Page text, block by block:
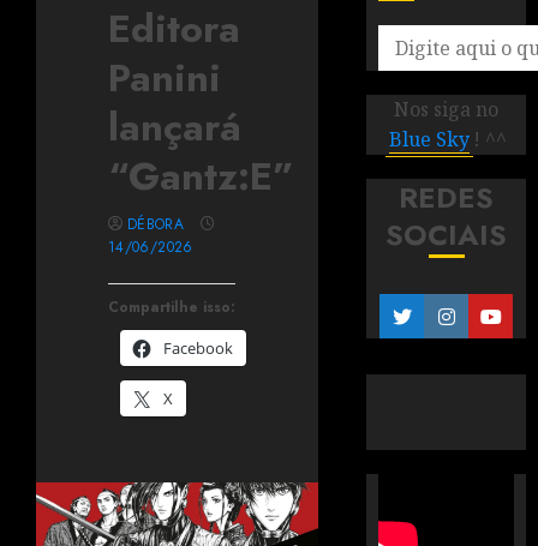
Editora
Panini
lançará
“Gantz:E”
Compartilhe isso:
Facebook
X
DÉBORA
14/06/2026
Nos siga no
Blue Sky ! ^^
REDES
SOCIAIS